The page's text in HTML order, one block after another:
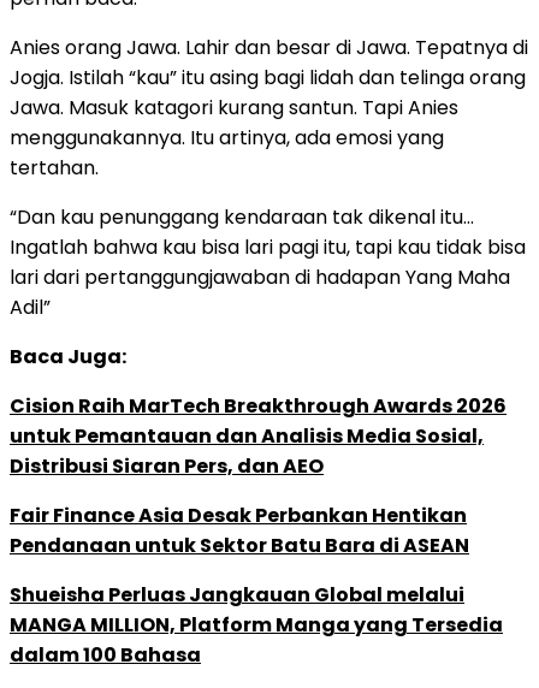
Anies orang Jawa. Lahir dan besar di Jawa. Tepatnya di
Jogja. Istilah “kau” itu asing bagi lidah dan telinga orang
Jawa. Masuk katagori kurang santun. Tapi Anies
menggunakannya. Itu artinya, ada emosi yang
tertahan.
“Dan kau penunggang kendaraan tak dikenal itu…
Ingatlah bahwa kau bisa lari pagi itu, tapi kau tidak bisa
lari dari pertanggungjawaban di hadapan Yang Maha
Adil”
Baca Juga:
Cision Raih MarTech Breakthrough Awards 2026
untuk Pemantauan dan Analisis Media Sosial,
Distribusi Siaran Pers, dan AEO
Fair Finance Asia Desak Perbankan Hentikan
Pendanaan untuk Sektor Batu Bara di ASEAN
Shueisha Perluas Jangkauan Global melalui
MANGA MILLION, Platform Manga yang Tersedia
dalam 100 Bahasa